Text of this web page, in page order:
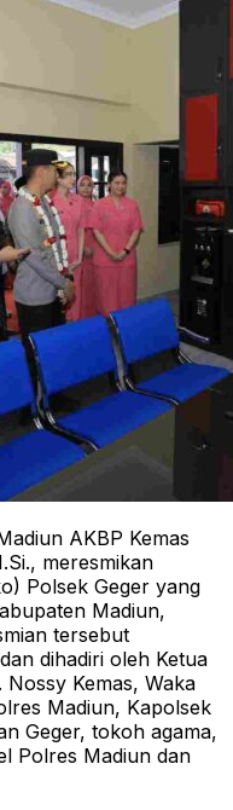
AKBP Kemas
meresmikan
Polsek Geger yang
Madiun,
tersebut
dihadiri oleh Ketua
Kemas, Waka
Madiun, Kapolsek
Geger, tokoh agama,
Polres Madiun dan